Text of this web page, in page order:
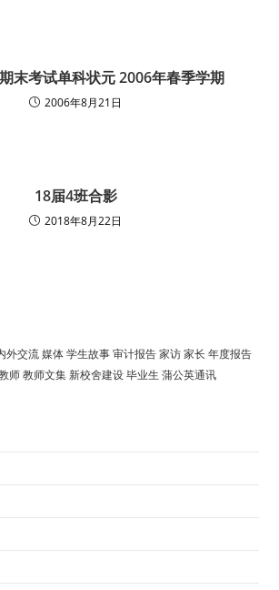
末考试单科状元 2006年春季学期
2006年8月21日
18届4班合影
2018年8月22日
外交流 媒体 学生故事 审计报告 家访 家长 年度报告
师 教师文集 新校舍建设 毕业生 蒲公英通讯